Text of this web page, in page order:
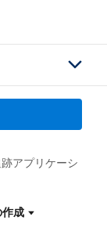
アプリケーシ
成